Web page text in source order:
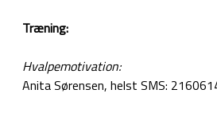
Træning:
Hvalpemotivation:
Anita Sørensen, helst SMS: